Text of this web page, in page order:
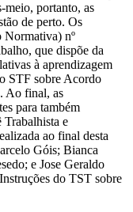
meio, portanto, as
de perto. Os
Normativa) nº
que dispõe da
à aprendizagem
STF sobre Acordo
Ao final, as
para também
e
ao final desta
Góis; Bianca
e Jose Geraldo
do TST sobre